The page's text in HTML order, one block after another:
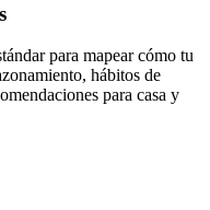
para mapear cómo tu
hábitos de
para casa y